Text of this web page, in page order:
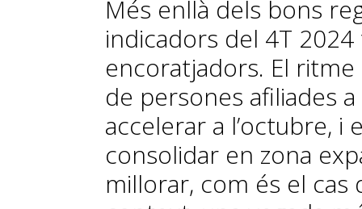
Més enllà dels bons
indicadors del 4T
encoratjadors. El
de persones afiliades
accelerar a l’octubre, i
consolidar en zona
millorar, com és el cas